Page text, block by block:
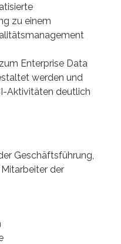
zu einem
Enterprise Data
werden und
Aktivitäten deutlich
Geschäftsführung,
der